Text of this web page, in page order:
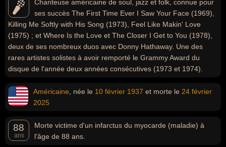
Chanteuse américaine de soul, jazz et folk, connue pour
ses succès The First Time Ever I Saw Your Face (1969),
Killing Me Softly with His Song (1973), Feel Like Makin' Love
(1975) ; et Where Is the Love et The Closer I Get to You (1978),
deux de ses nombreux duos avec Donny Hathaway. Une des
rares artistes solistes à avoir remporté le Grammy Award du
disque de l'année deux années consécutives (1973 et 1974).
Américaine , née le 10 février 1937 et morte le 24 février
2025
88
ans
Morte victime d'un infarctus du myocarde (maladie) à
l'âge de 88 ans.